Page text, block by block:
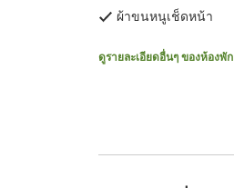
ผ้าขนหนูเช็ดหน้า
ดูรายละเอียดอื่นๆ ของห้องพัก